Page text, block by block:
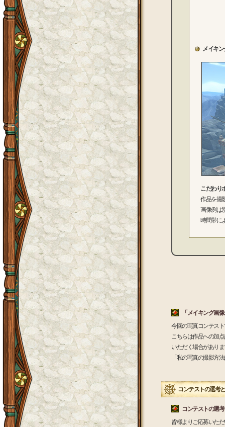
メイキ
こだわり
作品を撮
画像例は
時間帯に
「メイキング画
今回の写真コンテス
こちらは作品への加
いただく場合があり
「私の写真の撮影方
コンテストの選考
コンテストの選考
皆様よりご応募いた